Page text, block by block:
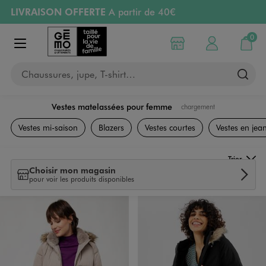
Aller au contenu principal
Aller à la navigation
LIVRAISON OFFERTE A partir de 40€
RETRAIT ET LIVRAISON OFFERTE
en magasin
PAYEZ EN 3x SANS FRAIS
Retours OFFERTS
pendant 30 jours
Afficher le menu
Chaussures, jupe, T-shirt…
Choisir mon magasin
Mon compte
0
Mon
Vestes matelassées pour femme chargement
Vêtements
Vestes mi-saison Blazers Vestes courtes Vestes en
Choisir mon magasin
pour voir les produits disponibles
Trier